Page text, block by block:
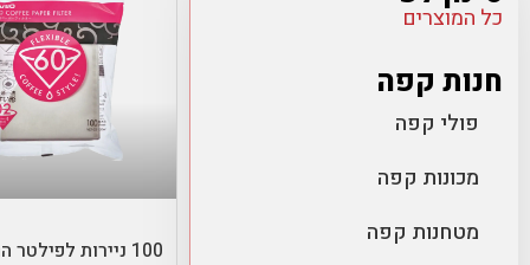
כל המוצרים
חנות קפה
פולי קפה
מכונות קפה
מטחנות קפה
בחר